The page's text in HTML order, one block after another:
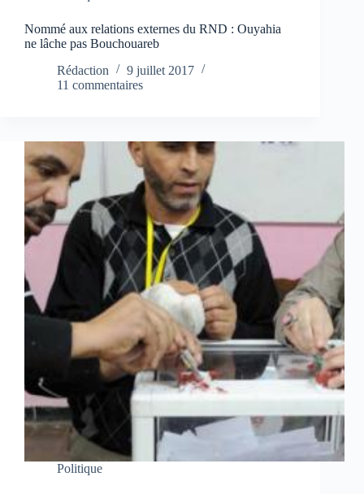
Nommé aux relations externes du RND : Ouyahia
ne lâche pas Bouchouareb
Rédaction
9 juillet 2017
11 commentaires
Politique